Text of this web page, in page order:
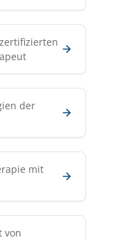
der
mit
von